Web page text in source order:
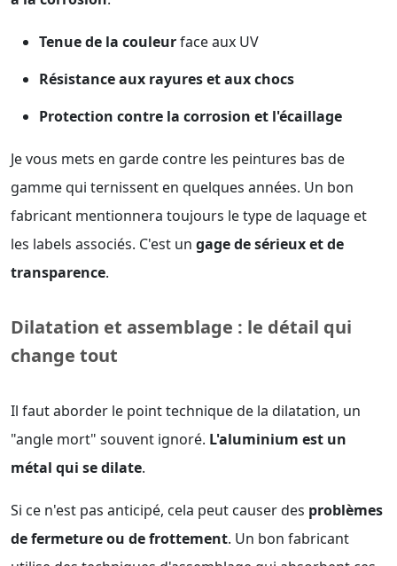
Tenue de la couleurface aux UV
Résistance aux rayures et aux chocs
Protection contre la corrosion et l'écaillage
Je vous mets en garde contre les peintures bas de
gamme qui ternissent en quelques années. Un bon
fabricant mentionnera toujours le type de laquage et
les labels associés. C'est un gage de sérieux et de
transparence.
Dilatation et assemblage : le détail qui
change tout
Il faut aborder le point technique de la dilatation, un
"angle mort" souvent ignoré. L'aluminium est un
métal qui se dilate.
Si ce n'est pas anticipé, cela peut causer des problèmes
de fermeture ou de frottement. Un bon fabricant